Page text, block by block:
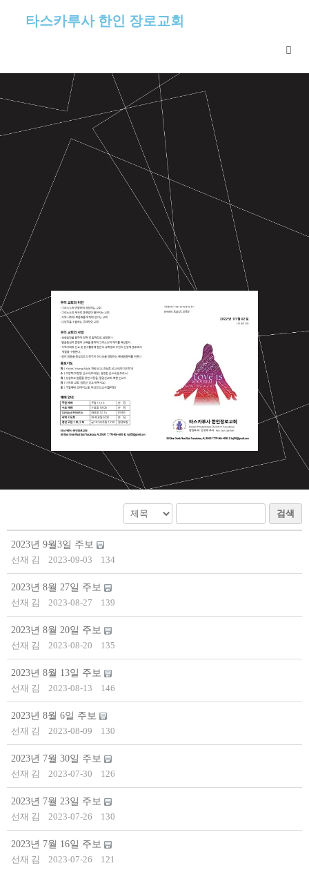
타스카루사 한인 장로교회
검색
2023년 9월3일 주보
선재 김
2023-09-03 134
2023년 8월 27일 주보
선재 김
2023-08-27 139
2023년 8월 20일 주보
선재 김
2023-08-20 135
2023년 8월 13일 주보
선재 김
2023-08-13 146
2023년 8월 6일 주보
선재 김
2023-08-09 130
2023년 7월 30일 주보
선재 김
2023-07-30 126
2023년 7월 23일 주보
선재 김
2023-07-26 130
2023년 7월 16일 주보
선재 김
2023-07-26 121